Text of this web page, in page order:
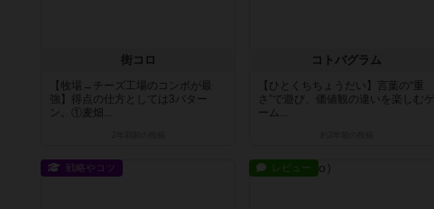
街コロ
【牧場→チーズ工場のコンボが最
強】得点の仕方としては3パター
ン。①麦畑...
コトバグラム
【ひとくちちょうだい】言葉の“重
さ”で遊び、価値観の違いを楽しむゲ
ーム...
戦略やコツ レビュー